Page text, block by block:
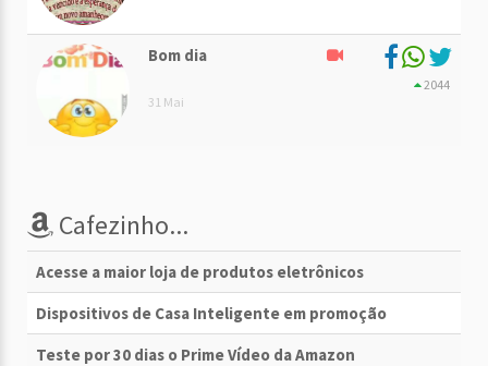
Bom dia
31 Mai
2044
Cafezinho...
Acesse a maior loja de produtos eletrônicos
Dispositivos de Casa Inteligente em promoção
Teste por 30 dias o Prime Vídeo da Amazon